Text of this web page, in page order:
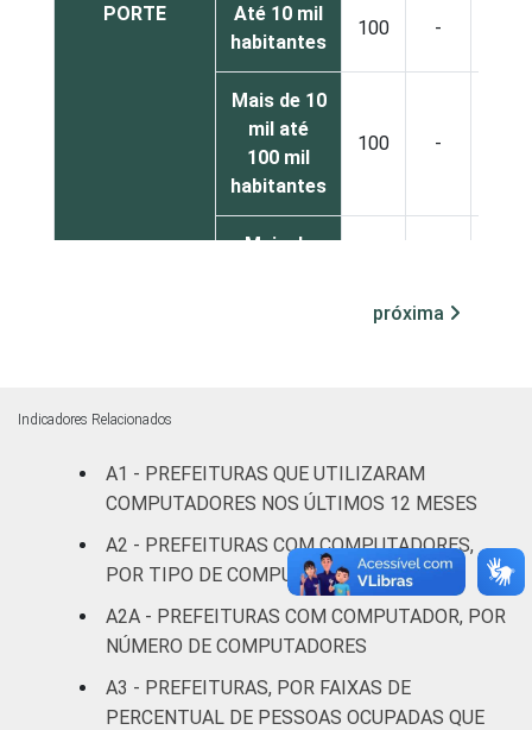
PORTE
Até 10 mil
habitantes
100 -
Mais de 10
mil até
100 mil
habitantes
100 -
Mais de
habitantes
Fonte: CGI.br/NIC.br, Centro Regional de
Estudos para o Desenvolvimento da
Sociedade da Informação (Cetic.br),
Pesquisa sobre o uso das tecnologias de
informação e comunicação no setor público
brasileiro - TIC Governo Eletrônico 2017
próxima
Indicadores Relacionados
A1 - PREFEITURAS QUE UTILIZARAM
COMPUTADORES NOS ÚLTIMOS 12 MESES
A2 - PREFEITURAS COM COMPUTADORES,
POR TIPO DE COMPUTADOR
A2A - PREFEITURAS COM COMPUTADOR, POR
NÚMERO DE COMPUTADORES
A3 - PREFEITURAS, POR FAIXAS DE
PERCENTUAL DE PESSOAS OCUPADAS QUE